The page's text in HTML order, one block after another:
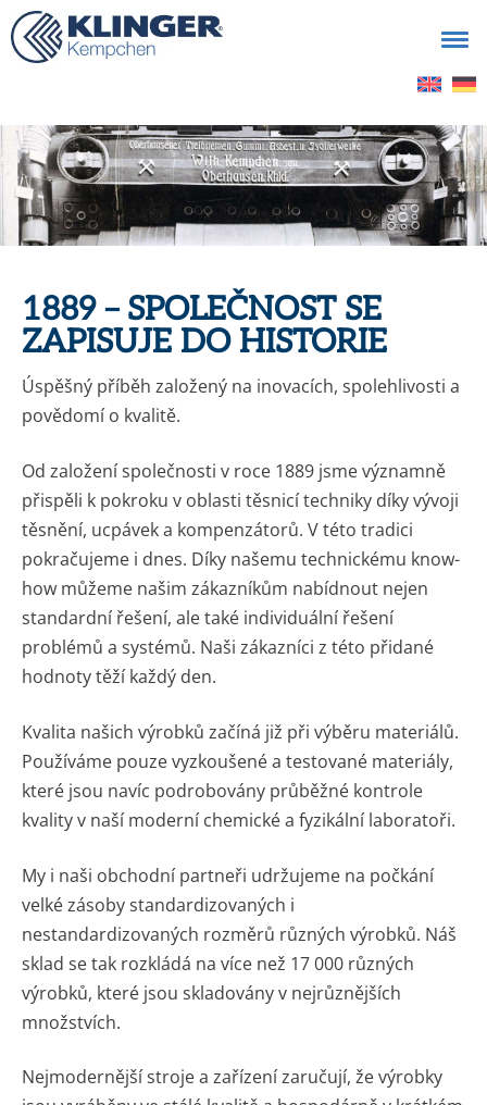
1889 – SPOLEČNOST SE
ZAPISUJE DO HISTORIE
Úspěšný příběh založený na inovacích, spolehlivosti a
povědomí o kvalitě.
Od založení společnosti v roce 1889 jsme významně
přispěli k pokroku v oblasti těsnicí techniky díky vývoji
těsnění, ucpávek a kompenzátorů. V této tradici
pokračujeme i dnes. Díky našemu technickému know-
how můžeme našim zákazníkům nabídnout nejen
standardní řešení, ale také individuální řešení
problémů a systémů. Naši zákazníci z této přidané
hodnoty těží každý den.
Kvalita našich výrobků začíná již při výběru materiálů.
Používáme pouze vyzkoušené a testované materiály,
které jsou navíc podrobovány průběžné kontrole
kvality v naší moderní chemické a fyzikální laboratoři.
My i naši obchodní partneři udržujeme na počkání
velké zásoby standardizovaných i
nestandardizovaných rozměrů různých výrobků. Náš
sklad se tak rozkládá na více než 17 000 různých
výrobků, které jsou skladovány v nejrůznějších
množstvích.
Nejmodernější stroje a zařízení zaručují, že výrobky